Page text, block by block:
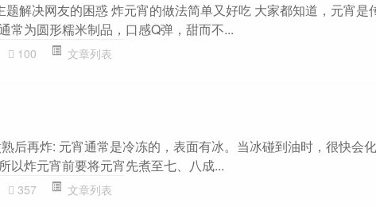
题解决网友的困惑 炸元宵的做法简单又好吃 大家都知道，元宵是
常为圆形糯米制品，口感Q弹，甜而不...
100 文章列表
后再炸: 元宵通常是冷冻的，表面有冰。当冰碰到油时，很快会化
以炸元宵前要将元宵先煮至七、八成...
357 文章列表